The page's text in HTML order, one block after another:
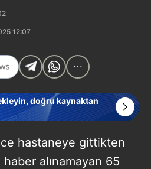
12:07
doğru kaynaktan
hastaneye gittikten
alınamayan 65